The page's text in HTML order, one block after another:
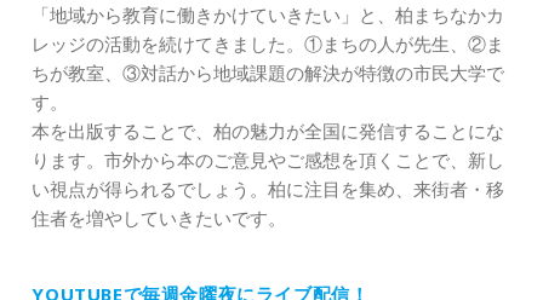
「地域から教育に働きかけていきたい」と、柏まちなかカ
レッジの活動を続けてきました。①まちの人が先生、②ま
ちが教室、③対話から地域課題の解決が特徴の市民大学で
す。
本を出版することで、柏の魅力が全国に発信することにな
ります。市外から本のご意見やご感想を頂くことで、新し
い視点が得られるでしょう。柏に注目を集め、来街者・移
住者を増やしていきたいです。
YOUTUBEで毎週金曜夜にライブ配信！